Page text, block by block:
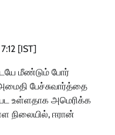
[IST]
மீண்டும் போர்
பேச்சுவார்த்தை
உள்ளதாக அமெரிக்க
நிலையில், ஈரான்